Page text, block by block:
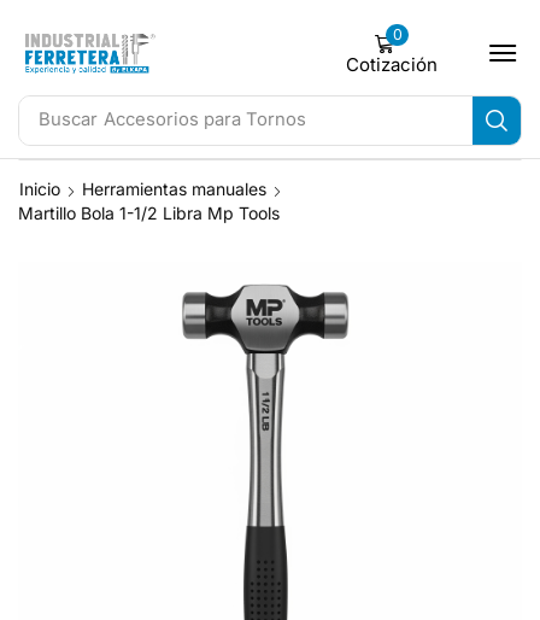
Buscar Accesorios para Tornos
0
Cotización
Inicio
Herramientas manuales
Martillo Bola 1-1/2 Libra Mp Tools